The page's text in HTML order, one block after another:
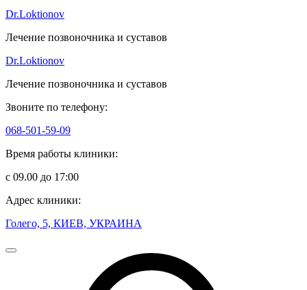
Dr.Loktionov
Лечение позвоночника и суставов
Dr.Loktionov
Лечение позвоночника и суставов
Звоните по телефону:
068-501-59-09
Время работы клиники:
с 09.00 до 17:00
Адрес клиники:
Голего, 5, КИЕВ, УКРАИНА